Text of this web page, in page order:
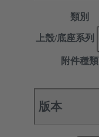
類別
上殼/底座系列
附件種類
版本